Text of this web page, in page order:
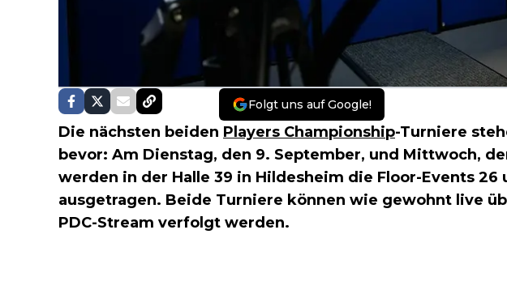
Folgt uns auf Google!
Die nächsten beiden Players Championship-Turniere
bevor: Am Dienstag, den 9. September, und Mittwoch,
werden in der Halle 39 in Hildesheim die Floor-Events 26
ausgetragen. Beide Turniere können wie gewohnt live
PDC-Stream verfolgt werden.